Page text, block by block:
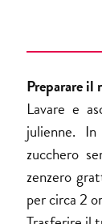
Preparare il
Lavare e
julienne.
zucchero
zenzero
per circa 2